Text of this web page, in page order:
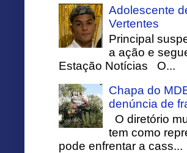
Adolescente
Vertentes
Principal
a ação e
Estação Notícias O...
Chapa do
denúncia de
O diretório
tem como
pode enfrentar a cass...